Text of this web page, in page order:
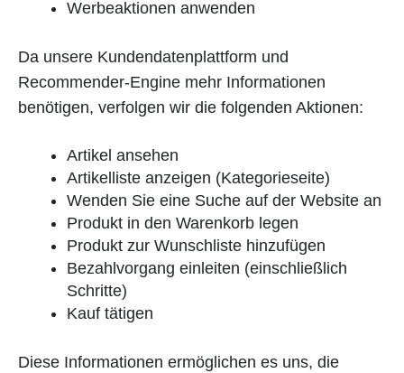
Werbeaktionen anwenden
Da unsere Kundendatenplattform und
Recommender-Engine mehr Informationen
benötigen, verfolgen wir die folgenden Aktionen:
Artikel ansehen
Artikelliste anzeigen (Kategorieseite)
Wenden Sie eine Suche auf der Website an
Produkt in den Warenkorb legen
Produkt zur Wunschliste hinzufügen
Bezahlvorgang einleiten (einschließlich
Schritte)
Kauf tätigen
Diese Informationen ermöglichen es uns, die